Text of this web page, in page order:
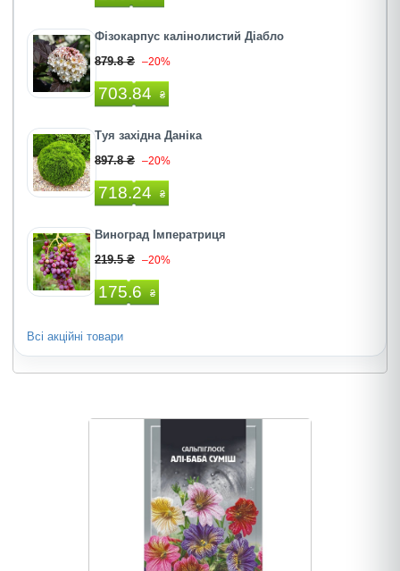
Фізокарпус калінолистий Діабло
879.8 ₴ –20%
703.84 ₴
Туя західна Даніка
897.8 ₴ –20%
718.24 ₴
Виноград Імператриця
219.5 ₴ –20%
175.6 ₴
Всі акційні товари